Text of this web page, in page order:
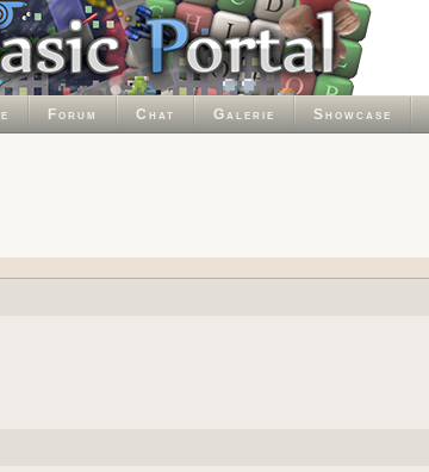
Forum Chat Galerie Showcase